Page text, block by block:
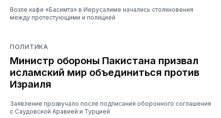
Возле кафе «Басимта» в Иерусалиме начались столкновения
между протестующими и полицией
ПОЛИТИКА
Министр обороны Пакистана призвал
исламский мир объединиться против
Израиля
Заявление прозвучало после подписания оборонного соглашения
с Саудовской Аравией и Турцией